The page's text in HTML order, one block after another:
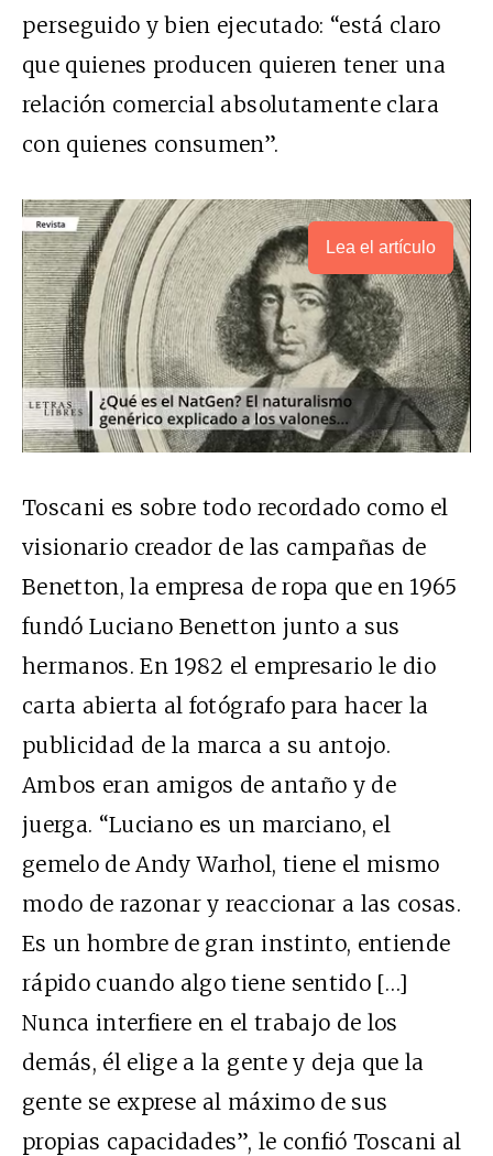
perseguido y bien ejecutado: “está claro
que quienes producen quieren tener una
relación comercial absolutamente clara
con quienes consumen”.
Lea el artículo
Toscani es sobre todo recordado como el
visionario creador de las campañas de
Benetton, la empresa de ropa que en 1965
fundó Luciano Benetton junto a sus
hermanos. En 1982 el empresario le dio
carta abierta al fotógrafo para hacer la
publicidad de la marca a su antojo.
Ambos eran amigos de antaño y de
juerga. “Luciano es un marciano, el
gemelo de Andy Warhol, tiene el mismo
modo de razonar y reaccionar a las cosas.
Es un hombre de gran instinto, entiende
rápido cuando algo tiene sentido […]
Nunca interfiere en el trabajo de los
demás, él elige a la gente y deja que la
gente se exprese al máximo de sus
propias capacidades”, le confió Toscani al